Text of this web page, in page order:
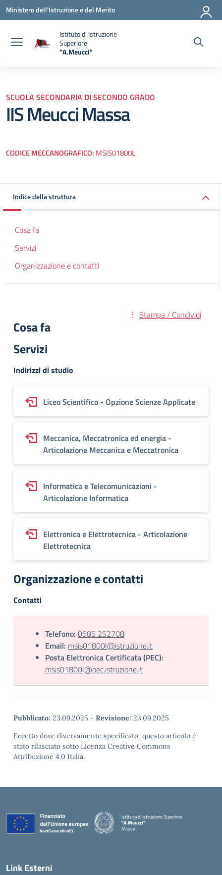
Vai ai contenuti
Vai al menu di navigazione
Vai al footer
Ministero dell'Istruzione e del Merito
Istituto di Istruzione
Superiore
"A.Meucci"
SCUOLA SECONDARIA DI SECONDO GRADO
IIS Meucci Massa
CODICE MECCANOGRAFICO: MSIS01800L
Indice della struttura
Cosa fa
Servizi
Organizzazione e contatti
Stampa / Condividi
Cosa fa
Servizi
Indirizzi di studio
Liceo Scientifico - Opzione Scienze Applicate
Meccanica, Meccatronica ed energia -
Articolazione Meccanica e Meccatronica
Informatica e Telecomunicazioni -
Articolazione Informatica
Elettronica e Elettrotecnica - Articolazione
Elettrotecnica
Organizzazione e contatti
Contatti
Telefono: 0585 252708
Email: msis01800l@istruzione.it
Posta Elettronica Certificata (PEC):
msis01800l@pec.istruzione.it
Pubblicato: 23.09.2025 - Revisione: 23.09.2025
Eccetto dove diversamente specificato, questo articolo è
stato rilasciato sotto Licenza Creative Commons
Attribuzione 4.0 Italia.
Istituto di Istruzione Superiore
"A.Meucci"
Massa
Link Esterni